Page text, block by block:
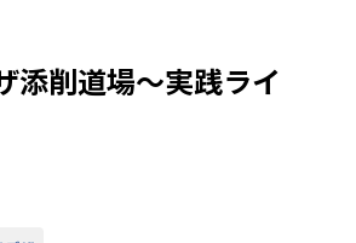
添削道場〜実践ライ